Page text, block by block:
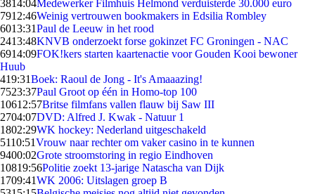
3814:04Medewerker Filmhuis Helmond verduisterde 30.000 euro
7912:46Weinig vertrouwen bookmakers in Edsilia Rombley
6013:31Paul de Leeuw in het rood
2413:48KNVB onderzoekt forse gokinzet FC Groningen - NAC
6914:09FOK!kers starten kaartenactie voor Gouden Kooi bewoner
Huub
419:31Boek: Raoul de Jong - It's Amaaazing!
7523:37Paul Groot op één in Homo-top 100
10612:57Britse filmfans vallen flauw bij Saw III
2704:07DVD: Alfred J. Kwak - Natuur 1
1802:29WK hockey: Nederland uitgeschakeld
5110:51Vrouw naar rechter om vaker casino in te kunnen
9400:02Grote stroomstoring in regio Eindhoven
10819:56Politie zoekt 13-jarige Natascha van Dijk
1709:41WK 2006: Uitslagen groep B